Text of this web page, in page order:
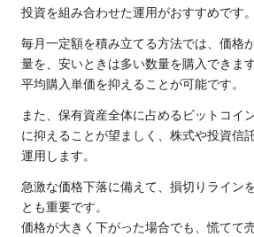
投資を組み合わせた運用がおすすめです。
毎月一定額を積み立てる方法では、価格
量を、安いときは多い数量を購入できま
平均購入単価を抑えることが可能です。
また、保有資産全体に占めるビットコイ
に抑えることが望ましく、株式や投資信
運用します。
急激な価格下落に備えて、損切りライン
とも重要です。
価格が大きく下がった場合でも、慌てて